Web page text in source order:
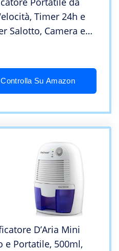
Timer 24h e
Salotto, Camera e
Controlla Su Amazon
D’Aria Mini
e Portatile, 500ml,